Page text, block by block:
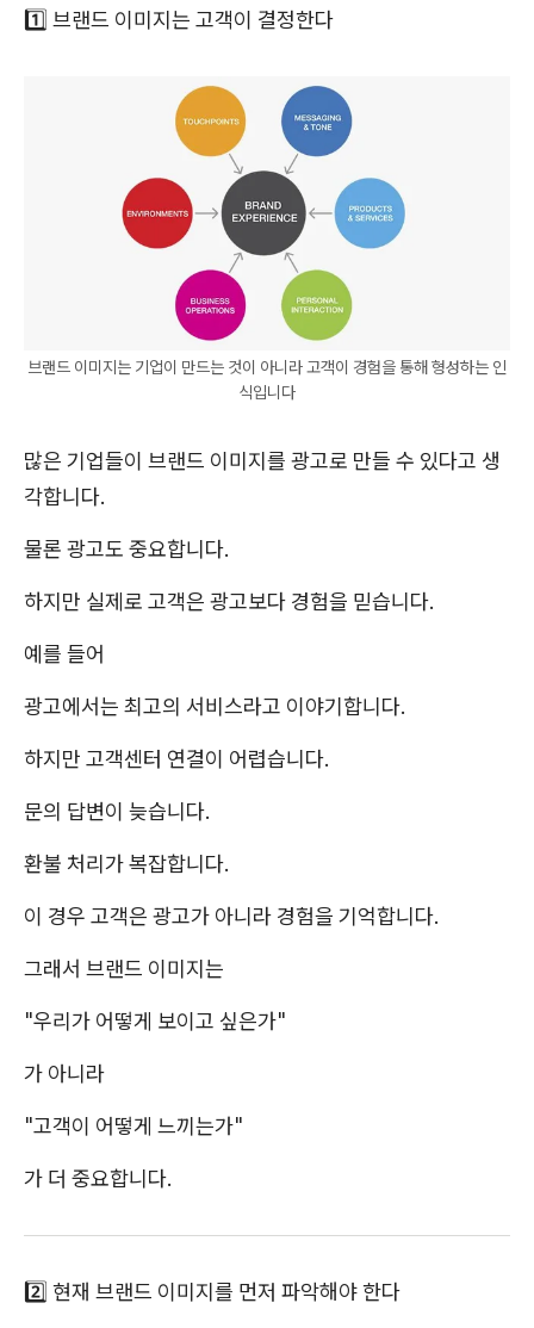
1️⃣ 브랜드 이미지는 고객이 결정한다
브랜드 이미지는 기업이 만드는 것이 아니라 고객이 경험을 통해 형성하는 인
식입니다
많은 기업들이 브랜드 이미지를 광고로 만들 수 있다고 생
각합니다.
물론 광고도 중요합니다.
하지만 실제로 고객은 광고보다 경험을 믿습니다.
예를 들어
광고에서는 최고의 서비스라고 이야기합니다.
하지만 고객센터 연결이 어렵습니다.
문의 답변이 늦습니다.
환불 처리가 복잡합니다.
이 경우 고객은 광고가 아니라 경험을 기억합니다.
그래서 브랜드 이미지는
"우리가 어떻게 보이고 싶은가"
가 아니라
"고객이 어떻게 느끼는가"
가 더 중요합니다.
2️⃣ 현재 브랜드 이미지를 먼저 파악해야 한다